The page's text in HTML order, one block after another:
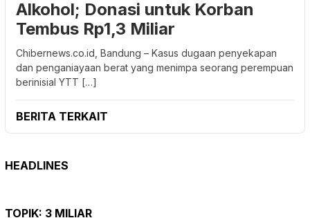
Alkohol; Donasi untuk Korban
Tembus Rp1,3 Miliar
Chibernews.co.id, Bandung – Kasus dugaan penyekapan
dan penganiayaan berat yang menimpa seorang perempuan
berinisial YTT […]
BERITA TERKAIT
HEADLINES
TOPIK: 3 MILIAR